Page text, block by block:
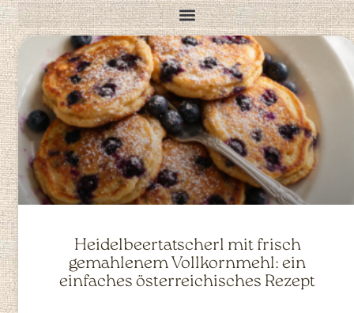
Heidelbeertatscherl mit frisch
gemahlenem Vollkornmehl: ein
einfaches österreichisches Rezept